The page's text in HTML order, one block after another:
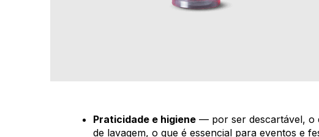
Praticidade e higiene — por ser descartável, o
de lavagem, o que é essencial para eventos e